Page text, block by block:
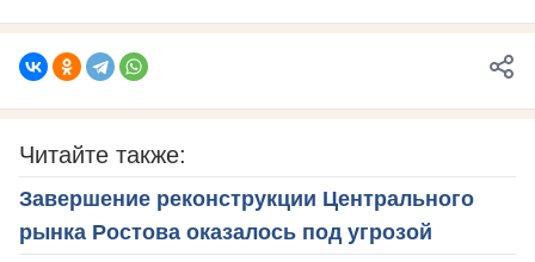
Читайте также:
Завершение реконструкции Центрального
рынка Ростова оказалось под угрозой